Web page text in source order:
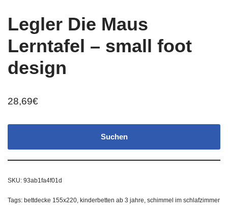
Legler Die Maus
Lerntafel – small foot
design
28,69€
Suchen
SKU: 93ab1fa4f01d
Tags: bettdecke 155x220, kinderbetten ab 3 jahre, schimmel im schlafzimmer